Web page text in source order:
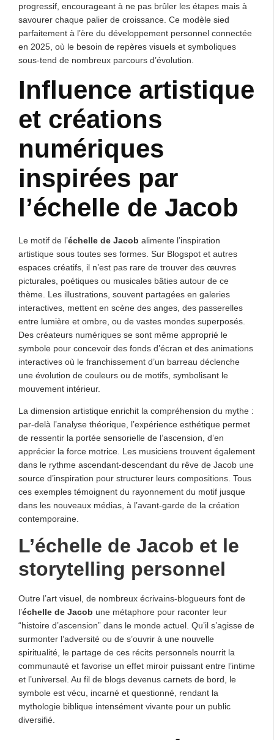
progressif, encourageant à ne pas brûler les étapes mais à
savourer chaque palier de croissance. Ce modèle sied
parfaitement à l’ère du développement personnel connectée
en 2025, où le besoin de repères visuels et symboliques
sous-tend de nombreux parcours d’évolution.
Influence artistique
et créations
numériques
inspirées par
l’échelle de Jacob
Le motif de l’échelle de Jacob alimente l’inspiration
artistique sous toutes ses formes. Sur Blogspot et autres
espaces créatifs, il n’est pas rare de trouver des œuvres
picturales, poétiques ou musicales bâties autour de ce
thème. Les illustrations, souvent partagées en galeries
interactives, mettent en scène des anges, des passerelles
entre lumière et ombre, ou de vastes mondes superposés.
Des créateurs numériques se sont même approprié le
symbole pour concevoir des fonds d’écran et des animations
interactives où le franchissement d’un barreau déclenche
une évolution de couleurs ou de motifs, symbolisant le
mouvement intérieur.
La dimension artistique enrichit la compréhension du mythe :
par-delà l’analyse théorique, l’expérience esthétique permet
de ressentir la portée sensorielle de l’ascension, d’en
apprécier la force motrice. Les musiciens trouvent également
dans le rythme ascendant-descendant du rêve de Jacob une
source d’inspiration pour structurer leurs compositions. Tous
ces exemples témoignent du rayonnement du motif jusque
dans les nouveaux médias, à l’avant-garde de la création
contemporaine.
L’échelle de Jacob et le
storytelling personnel
Outre l’art visuel, de nombreux écrivains-blogueurs font de
l’échelle de Jacob une métaphore pour raconter leur
“histoire d’ascension” dans le monde actuel. Qu’il s’agisse de
surmonter l’adversité ou de s’ouvrir à une nouvelle
spiritualité, le partage de ces récits personnels nourrit la
communauté et favorise un effet miroir puissant entre l’intime
et l’universel. Au fil de blogs devenus carnets de bord, le
symbole est vécu, incarné et questionné, rendant la
mythologie biblique intensément vivante pour un public
diversifié.